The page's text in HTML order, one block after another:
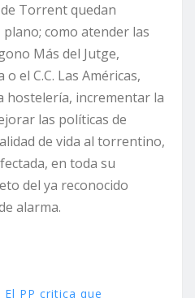
Torrent quedan
como atender las
Más del Jutge,
el C.C. Las Américas,
hostelería, incrementar la
las políticas de
de vida al torrentino,
en toda su
del ya reconocido
alarma.
El PP critica que